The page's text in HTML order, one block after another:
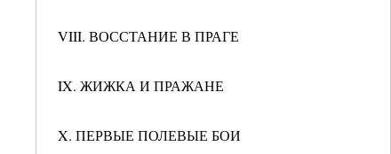
VIII. ВОССТАНИЕ В ПРАГЕ
IX. ЖИЖКА И ПРАЖАНЕ
X. ПЕРВЫЕ ПОЛЕВЫЕ БОИ